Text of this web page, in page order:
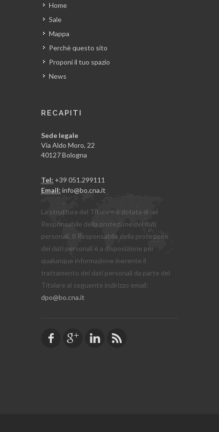
Home
Sale
Mappa
Perchè questo sito
Proponi il tuo spazio
News
RECAPITI
Sede legale
Via Aldo Moro, 22
40127 Bologna
Tel: +39 051.299111
Email: info@bo.cna.it
La struttura del Titolare è dotata di un
Responsabile della protezione dei dati
personali. Il Responsabile della protezione
dei dati personali è a disposizione per
qualunque informazione inerente il
trattamento dei dati personali da parte del
Titolare al seguente indirizzo email:
dpo@bo.cna.it